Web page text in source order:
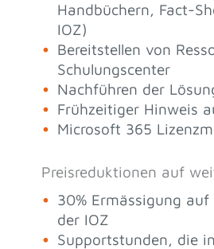
Handbüchern, Fact-
IOZ)
Bereitstellen von
Schulungscenter
Nachführen der
Frühzeitiger Hinweis
Microsoft 365
Preisreduktionen auf
30% Ermässigung
der IOZ
Supportstunden, die